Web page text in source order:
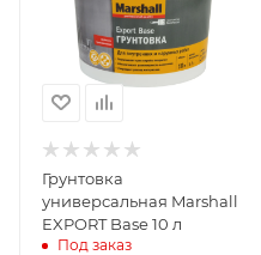
Грунтовка
универсальная Marshall
EXPORT Base 10 л
Под заказ